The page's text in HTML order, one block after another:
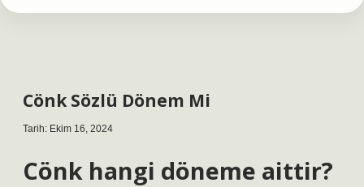
Cönk Sözlü Dönem Mi
Tarih: Ekim 16, 2024
Cönk hangi döneme aittir?